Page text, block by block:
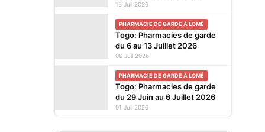
15 Juil 2026
PHARMACIE DE GARDE À LOMÉ
Togo: Pharmacies de garde
du 6 au 13 Juillet 2026
06 Juil 2026
PHARMACIE DE GARDE À LOMÉ
Togo: Pharmacies de garde
du 29 Juin au 6 Juillet 2026
01 Juil 2026